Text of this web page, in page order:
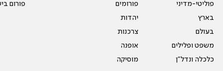
פוליטי-מדיני
בארץ
בעולם
משפט ופלילים
כלכלה ונדל"ן
פורומים
יהדות
צרכנות
אופנה
מוסיקה
פורום